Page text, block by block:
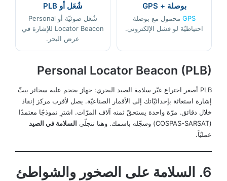
بوصلة + GPS
GPS محمول مع بوصلة
احتياطيّة لو فشل الإلكتروني.
شُعَل أو PLB
شُعَل ضوئيّة أو Personal
Locator Beacon للإشارة في
عرض البحر.
Personal Locator Beacon (PLB)
PLB أصغر اختراع غيّر سلامة الصيد البحري: جهاز بحجم علبة سجائر يبثّ
إشارة استغاثة بإحداثيّاتك إلى الأقمار الصناعيّة. يصل لأقرب مركز إنقاذ
خلال دقائق. مرّة واحدة يستحقّ ثمنه آلاف المرّات. اشترِ نموذجًا معتمدًا
(COSPAS-SARSAT) وسجّله باسمك. وهنا تتجلّى
السلامة في الصيد
عمليّاً.
6. السلامة على الصخور والشواطئ